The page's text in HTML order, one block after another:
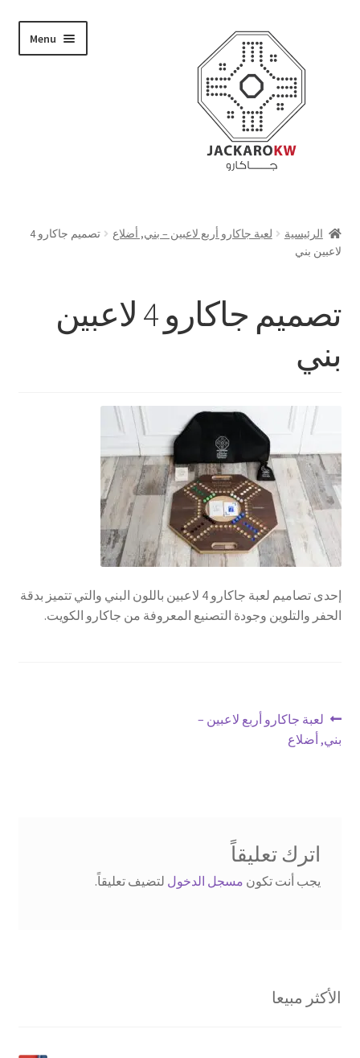
navigation
content
Menu
من نحن
العربية
الرئيسية لعبة جاكارو أربع لاعبين – بني, أضلاع
تصميم جاكارو 4
لاعبين بني
تصميم جاكارو 4 لاعبين
بني
إحدى تصاميم لعبة جاكارو 4 لاعبين باللون البني والتي تتميز بدقة
الحفر والتلوين وجودة التصنيع المعروفة من جاكارو الكويت.
تصفّح
المقالات
Previous
post:
لعبة جاكارو أربع لاعبين –
بني, أضلاع
اترك تعليقاً
يجب أنت تكون مسجل الدخول لتضيف تعليقاً.
الأكثر مبيعا